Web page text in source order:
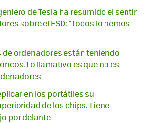
de Tesla ha resumido el sentir
sobre el FSD: "Todos lo hemos
de ordenadores están teniendo
Lo llamativo es que no es
en los portátiles su
de los chips. Tiene
por delante